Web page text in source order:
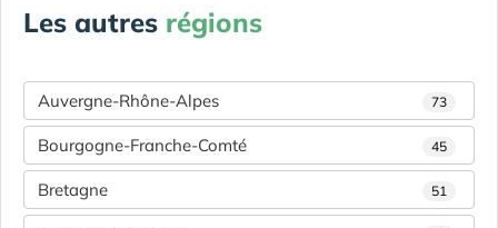
Les autres régions
Auvergne-Rhône-Alpes 73
Bourgogne-Franche-Comté 45
Bretagne 51